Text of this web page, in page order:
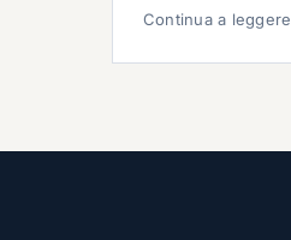
Continua a leggere